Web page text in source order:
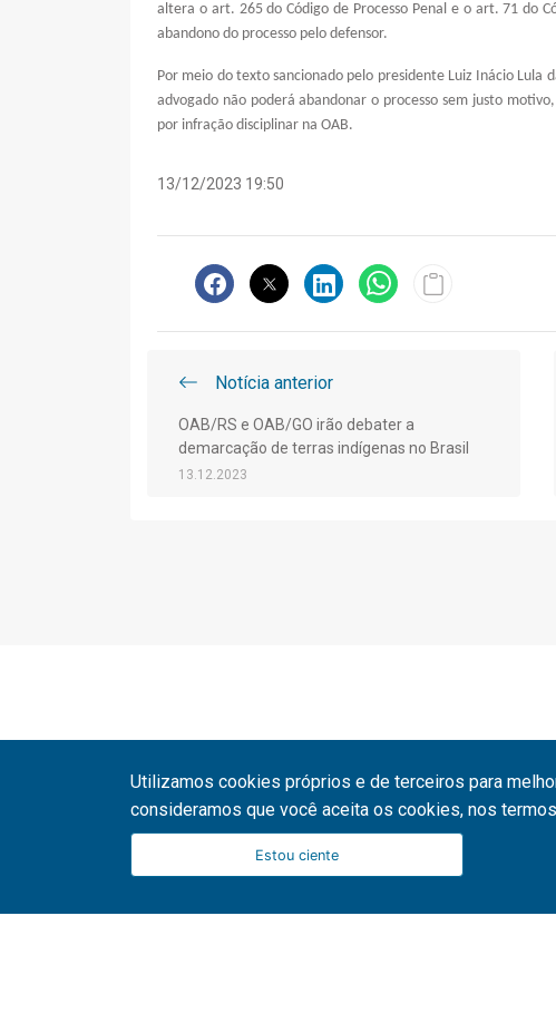
altera o art. 265 do Código de Processo Penal e o art. 71 do
abandono do processo pelo defensor.
Por meio do texto sancionado pelo presidente Luiz Inácio Lula
advogado não poderá abandonar o processo sem justo
por infração disciplinar na OAB.
13/12/2023 19:50
Notícia anterior
OAB/RS e OAB/GO irão debater a
demarcação de terras indígenas no Brasil
13.12.2023
Utilizamos cookies próprios e de terceiros para
consideramos que você aceita os cookies, nos
Estou ciente